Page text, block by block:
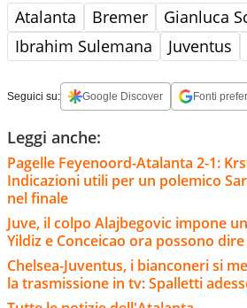
Atalanta Bremer
Gianluca
Ibrahim Sulemana
Juventus
Seguici su: Google Discover Fonti
Leggi anche:
Pagelle Feyenoord-Atalanta 2-1:
Indicazioni utili per un polemico
nel finale
Juve, il colpo Alajbegovic impone
Yildiz e Conceicao ora possono
Chelsea-Juventus, i bianconeri si
la trasmissione in tv: Spalletti